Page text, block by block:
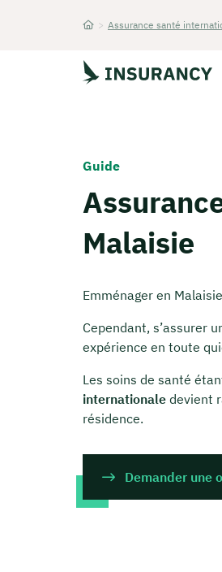
> Assurance santé
Guide
Malaisie
Emménager en
Cependant, s’assurer
expérience en toute
Les soins de santé
internationale devient
résidence.
Demander une